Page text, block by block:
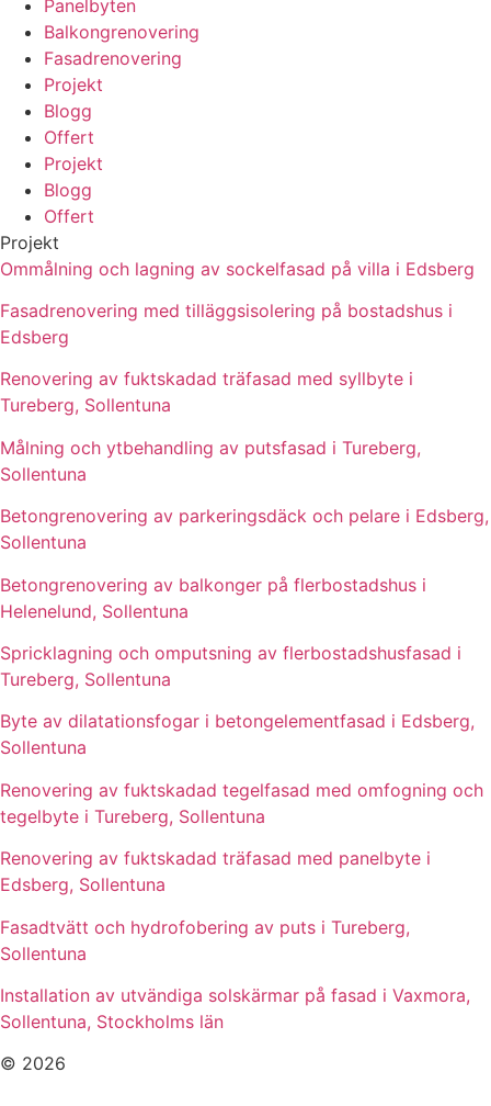
Panelbyten
Balkongrenovering
Fasadrenovering
Projekt
Blogg
Offert
Projekt
Blogg
Offert
Projekt
Ommålning och lagning av sockelfasad på villa i Edsberg
Fasadrenovering med tilläggsisolering på bostadshus i
Edsberg
Renovering av fuktskadad träfasad med syllbyte i
Tureberg, Sollentuna
Målning och ytbehandling av putsfasad i Tureberg,
Sollentuna
Betongrenovering av parkeringsdäck och pelare i Edsberg,
Sollentuna
Betongrenovering av balkonger på flerbostadshus i
Helenelund, Sollentuna
Spricklagning och omputsning av flerbostadshusfasad i
Tureberg, Sollentuna
Byte av dilatationsfogar i betongelementfasad i Edsberg,
Sollentuna
Renovering av fuktskadad tegelfasad med omfogning och
tegelbyte i Tureberg, Sollentuna
Renovering av fuktskadad träfasad med panelbyte i
Edsberg, Sollentuna
Fasadtvätt och hydrofobering av puts i Tureberg,
Sollentuna
Installation av utvändiga solskärmar på fasad i Vaxmora,
Sollentuna, Stockholms län
© 2026